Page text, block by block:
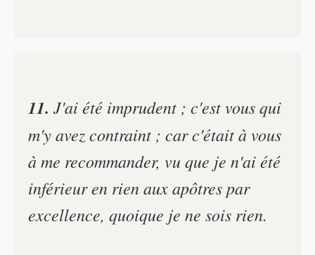
11. J'ai été imprudent ; c'est vous qui
m'y avez contraint ; car c'était à vous
à me recommander, vu que je n'ai été
inférieur en rien aux apôtres par
excellence, quoique je ne sois rien.